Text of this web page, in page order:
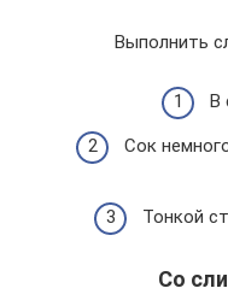
Выполнить
В
Сок
Тонкой
Со